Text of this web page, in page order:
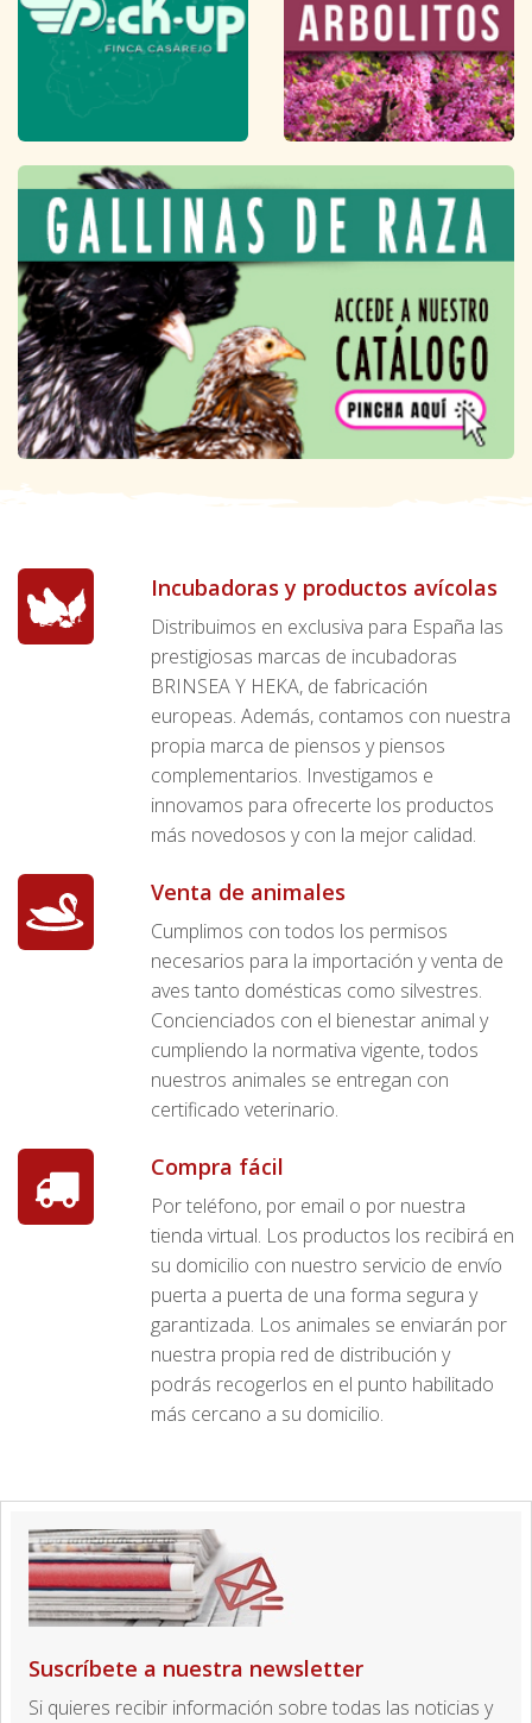
Incubadoras y productos avícolas
Distribuimos en exclusiva para España las
prestigiosas marcas de incubadoras
BRINSEA Y HEKA, de fabricación
europeas. Además, contamos con nuestra
propia marca de piensos y piensos
complementarios. Investigamos e
innovamos para ofrecerte los productos
más novedosos y con la mejor calidad.
Venta de animales
Cumplimos con todos los permisos
necesarios para la importación y venta de
aves tanto domésticas como silvestres.
Concienciados con el bienestar animal y
cumpliendo la normativa vigente, todos
nuestros animales se entregan con
certificado veterinario.
Compra fácil
Por teléfono, por email o por nuestra
tienda virtual. Los productos los recibirá en
su domicilio con nuestro servicio de envío
puerta a puerta de una forma segura y
garantizada. Los animales se enviarán por
nuestra propia red de distribución y
podrás recogerlos en el punto habilitado
más cercano a su domicilio.
Suscríbete a nuestra newsletter
Si quieres recibir información sobre todas las noticias y